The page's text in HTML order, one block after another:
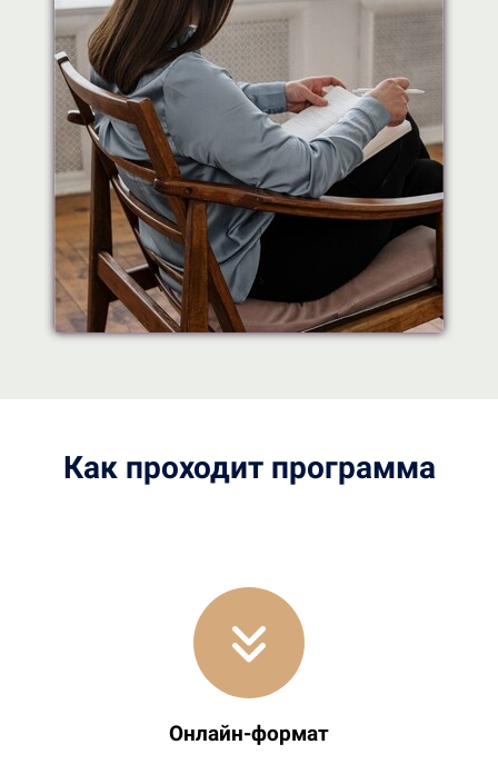
Как проходит программа
Онлайн-формат